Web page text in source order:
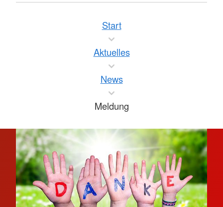
Start
Aktuelles
News
Meldung